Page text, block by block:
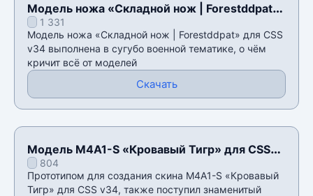
Модель ножа «Складной нож | Forestddpat»
для CSS v34
1 331
Модель ножа «Складной нож | Forestddpat» для CSS
v34 выполнена в сугубо военной тематике, о чём
кричит всё от моделей
Скачать
Модель M4A1-S «Кровавый Тигр» для CSS
v34804
Прототипом для создания скина M4A1-S «Кровавый
Тигр» для CSS v34, также поступил знаменитый